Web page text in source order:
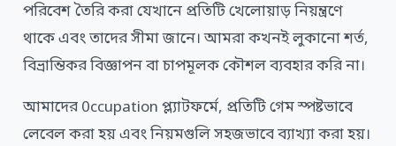
পরিবেশ তৈরি করা যেখানে প্রতিটি খেলোয়াড় নিয়ন্ত্রণে
থাকে এবং তাদের সীমা জানে। আমরা কখনই লুকানো শর্ত,
বিভ্রান্তিকর বিজ্ঞাপন বা চাপমূলক কৌশল ব্যবহার করি না।
আমাদের 0ccupation প্ল্যাটফর্মে, প্রতিটি গেম স্পষ্টভাবে
লেবেল করা হয় এবং নিয়মগুলি সহজভাবে ব্যাখ্যা করা হয়।